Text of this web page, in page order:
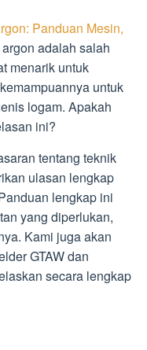
Panduan Mesin,
adalah salah
menarik untuk
untuk
logam. Apakah
ini?
tentang teknik
ulasan lengkap
lengkap ini
yang diperlukan,
Kami juga akan
GTAW dan
secara lengkap